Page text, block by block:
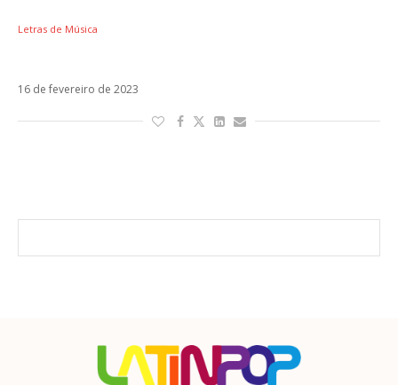
Letras de Música
16 de fevereiro de 2023